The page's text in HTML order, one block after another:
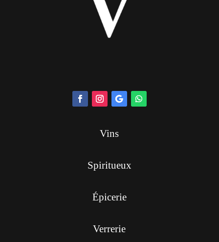
Vins
Spiritueux
Épicerie
Verrerie